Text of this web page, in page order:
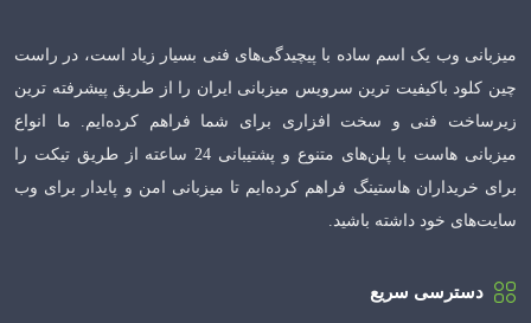
میزبانی وب یک اسم ساده با پیچیدگی‌های فنی بسیار زیاد است، در راست
چین کلود باکیفیت ترین سرویس میزبانی ایران را از طریق پیشرفته ترین
زیرساخت فنی و سخت افزاری برای شما فراهم کرده‌ایم. ما انواع
میزبانی هاست با پلن‌های متنوع و پشتیبانی 24 ساعته از طریق تیکت را
برای خریداران هاستینگ فراهم کرده‌ایم تا میزبانی امن و پایدار برای وب
سایت‌های خود داشته باشید.
دسترسی سریع